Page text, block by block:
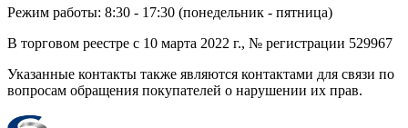
Режим работы: 8:30 - 17:30 (понедельник - пятница)
В торговом реестре с 10 марта 2022 г., № регистрации 529967
Указанные контакты также являются контактами для связи по
вопросам обращения покупателей о нарушении их прав.